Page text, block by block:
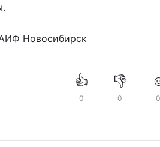
Новосибирск
👍
0
👎
0 0